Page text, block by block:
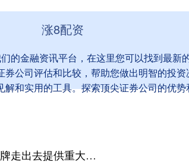
涨8配资
的金融资讯平台，在这里您可以找到最新
公司评估和比较，帮助您做出明智的投
和实用的工具。探索顶尖证券公司的优
锦富优配 王辉耀：绿色全球化为品牌走出去提供重大机遇